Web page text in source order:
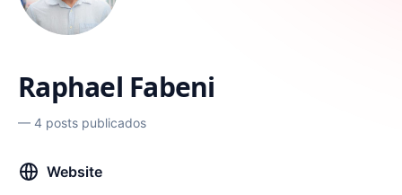
Raphael Fabeni
— 4 posts publicados
Website